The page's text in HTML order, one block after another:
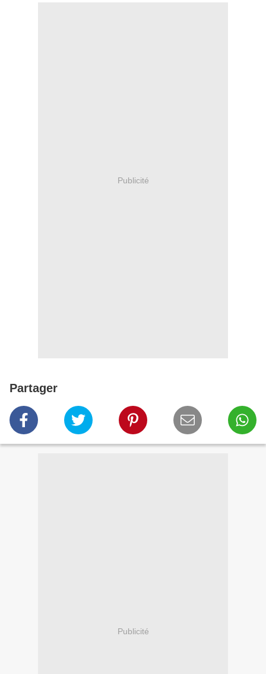
Publicité
Partager
Publicité